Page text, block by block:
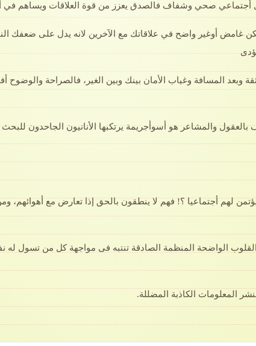
أجتماعي صحي وشفاف فالصدق يعزز من قوة العلاقات ويساهم في
تكن غامض أوغير واضح في علاقاتك مع الآخرين لانه يدل على ضعفك
وبعد المسافة وغياب الأمان بينك وبين الغير، فالصراحة والوضوح
بالعقول والمشاعر هو أسوأجريمة يرتكبها الأنانيون الجاحدون
لهم أجتماعيا ؟! فهم لا ينطقون بالحق إذا تعارض مع أهوائهم،
الواضحة المنظمة الصادقة تنتبه فى مواجهة كل من تسول له
المعلومات الكاذبة المضللة.